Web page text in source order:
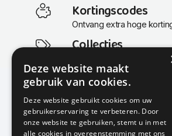
Kortingscodes
Ontvang extra hoge
Collecties
Actuele en populaire
KMP Kantoormeubilair
Airport Business Park
Deze website maakt
gebruik van cookies.
Deze website gebruikt cookies om uw
gebruikerservaring te verbeteren. Door
onze website te gebruiken, stemt u in met
alle cookies in overeenstemming met ons